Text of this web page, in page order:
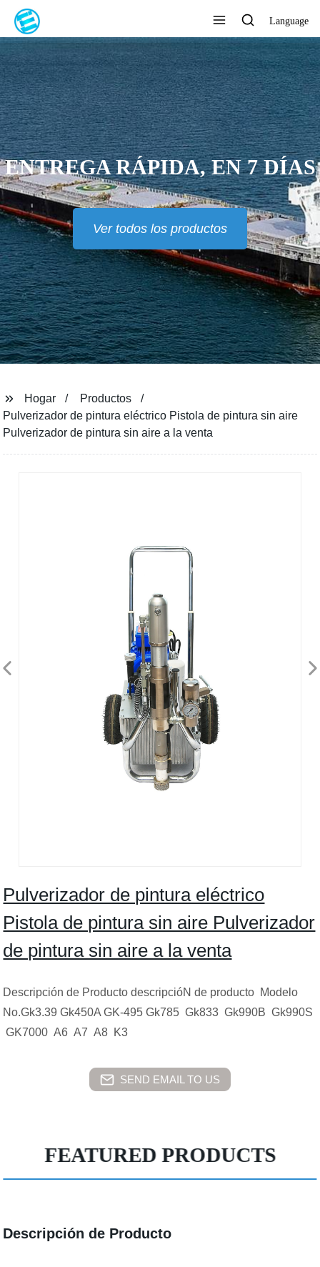
Language
ENTREGA RÁPIDA, EN 7 DÍAS
Ver todos los productos
Hogar
Productos
Pulverizador de pintura eléctrico Pistola de pintura sin aire
Pulverizador de pintura sin aire a la venta
Pulverizador de pintura eléctrico
Pistola de pintura sin aire Pulverizador
de pintura sin aire a la venta
Descripción de Producto descripcióN de producto Modelo
No.Gk3.39 Gk450A GK-495 Gk785 Gk833 Gk990B Gk990S
GK7000 A6 A7 A8 K3
SEND EMAIL TO US
FEATURED PRODUCTS
Descripción de Producto